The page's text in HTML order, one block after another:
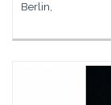
Berlin,